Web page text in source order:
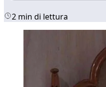
2 min di lettura